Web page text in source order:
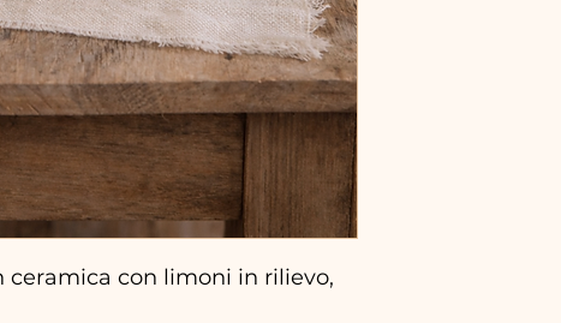
ceramica con limoni in rilievo,